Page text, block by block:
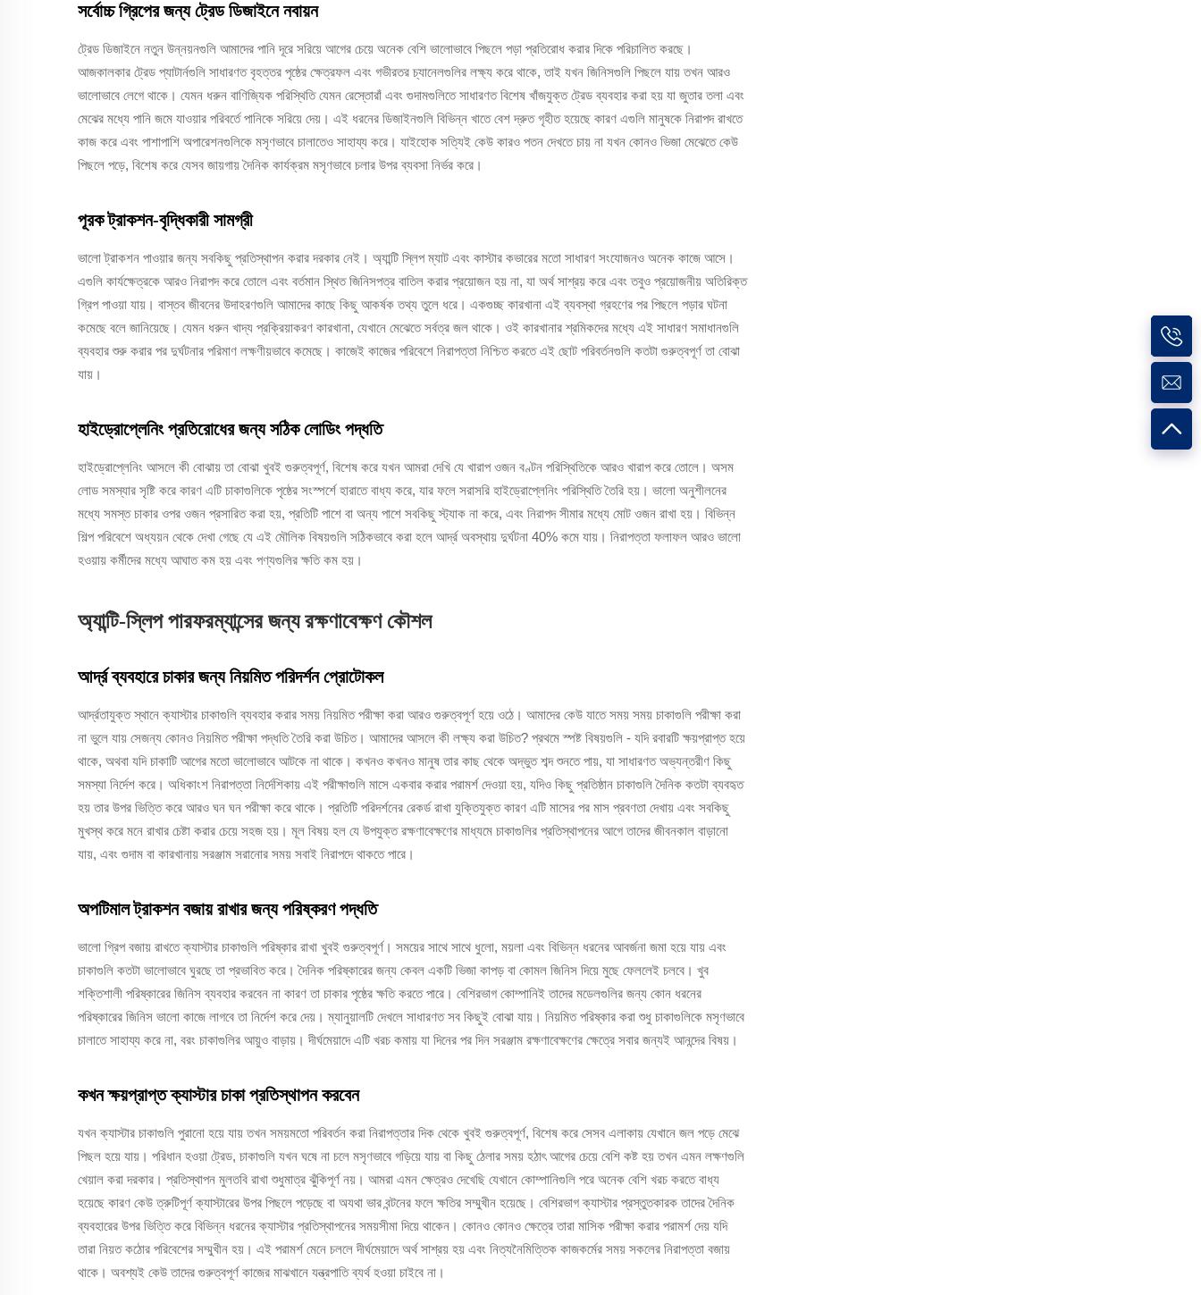
সর্বোচ্চ গ্রিপের জন্য ট্রেড ডিজাইনে নবায়ন
ট্রেড ডিজাইনে নতুন উন্নয়নগুলি আমাদের পানি দূরে সরিয়ে আগের চেয়ে অনেক বেশি ভালোভাবে পিছলে পড়া প্রতিরোধ করার দিকে পরিচালিত করছে।
আজকালকার ট্রেড প্যাটার্নগুলি সাধারণত বৃহত্তর পৃষ্ঠের ক্ষেত্রফল এবং গভীরতর চ্যানেলগুলির লক্ষ্য করে থাকে, তাই যখন জিনিসগুলি পিছলে যায় তখন আরও
ভালোভাবে লেগে থাকে। যেমন ধরুন বাণিজ্যিক পরিস্থিতি যেমন রেস্তোরাঁ এবং গুদামগুলিতে সাধারণত বিশেষ খাঁজযুক্ত ট্রেড ব্যবহার করা হয় যা জুতার তলা এবং
মেঝের মধ্যে পানি জমে যাওয়ার পরিবর্তে পানিকে সরিয়ে দেয়। এই ধরনের ডিজাইনগুলি বিভিন্ন খাতে বেশ দ্রুত গৃহীত হয়েছে কারণ এগুলি মানুষকে নিরাপদ রাখতে
কাজ করে এবং পাশাপাশি অপারেশনগুলিকে মসৃণভাবে চালাতেও সাহায্য করে। যাইহোক সত্যিই কেউ কারও পতন দেখতে চায় না যখন কোনও ভিজা মেঝেতে কেউ
পিছলে পড়ে, বিশেষ করে যেসব জায়গায় দৈনিক কার্যক্রম মসৃণভাবে চলার উপর ব্যবসা নির্ভর করে।
পূরক ট্রাকশন-বৃদ্ধিকারী সামগ্রী
ভালো ট্রাকশন পাওয়ার জন্য সবকিছু প্রতিস্থাপন করার দরকার নেই। অ্যান্টি স্লিপ ম্যাট এবং কাস্টার কভারের মতো সাধারণ সংযোজনও অনেক কাজে আসে।
এগুলি কার্যক্ষেত্রকে আরও নিরাপদ করে তোলে এবং বর্তমান স্থিত জিনিসপত্র বাতিল করার প্রয়োজন হয় না, যা অর্থ সাশ্রয় করে এবং তবুও প্রয়োজনীয় অতিরিক্ত
গ্রিপ পাওয়া যায়। বাস্তব জীবনের উদাহরণগুলি আমাদের কাছে কিছু আকর্ষক তথ্য তুলে ধরে। একগুচ্ছ কারখানা এই ব্যবস্থা গ্রহণের পর পিছলে পড়ার ঘটনা
কমেছে বলে জানিয়েছে। যেমন ধরুন খাদ্য প্রক্রিয়াকরণ কারখানা, যেখানে মেঝেতে সর্বত্র জল থাকে। ওই কারখানার শ্রমিকদের মধ্যে এই সাধারণ সমাধানগুলি
ব্যবহার শুরু করার পর দুর্ঘটনার পরিমাণ লক্ষণীয়ভাবে কমেছে। কাজেই কাজের পরিবেশে নিরাপত্তা নিশ্চিত করতে এই ছোট পরিবর্তনগুলি কতটা গুরুত্বপূর্ণ তা বোঝা
যায়।
হাইড্রোপ্লেনিং প্রতিরোধের জন্য সঠিক লোডিং পদ্ধতি
হাইড্রোপ্লেনিং আসলে কী বোঝায় তা বোঝা খুবই গুরুত্বপূর্ণ, বিশেষ করে যখন আমরা দেখি যে খারাপ ওজন বণ্টন পরিস্থিতিকে আরও খারাপ করে তোলে। অসম
লোড সমস্যার সৃষ্টি করে কারণ এটি চাকাগুলিকে পৃষ্ঠের সংস্পর্শে হারাতে বাধ্য করে, যার ফলে সরাসরি হাইড্রোপ্লেনিং পরিস্থিতি তৈরি হয়। ভালো অনুশীলনের
মধ্যে সমস্ত চাকার ওপর ওজন প্রসারিত করা হয়, প্রতিটি পাশে বা অন্য পাশে সবকিছু স্ট্যাক না করে, এবং নিরাপদ সীমার মধ্যে মোট ওজন রাখা হয়। বিভিন্ন
শিল্প পরিবেশে অধ্যয়ন থেকে দেখা গেছে যে এই মৌলিক বিষয়গুলি সঠিকভাবে করা হলে আর্দ্র অবস্থায় দুর্ঘটনা 40% কমে যায়। নিরাপত্তা ফলাফল আরও ভালো
হওয়ায় কর্মীদের মধ্যে আঘাত কম হয় এবং পণ্যগুলির ক্ষতি কম হয়।
অ্যান্টি-স্লিপ পারফরম্যান্সের জন্য রক্ষণাবেক্ষণ কৌশল
আর্দ্র ব্যবহারে চাকার জন্য নিয়মিত পরিদর্শন প্রোটোকল
আর্দ্রতাযুক্ত স্থানে ক্যাস্টার চাকাগুলি ব্যবহার করার সময় নিয়মিত পরীক্ষা করা আরও গুরুত্বপূর্ণ হয়ে ওঠে। আমাদের কেউ যাতে সময় সময় চাকাগুলি পরীক্ষা করা
না ভুলে যায় সেজন্য কোনও নিয়মিত পরীক্ষা পদ্ধতি তৈরি করা উচিত। আমাদের আসলে কী লক্ষ্য করা উচিত? প্রথমে স্পষ্ট বিষয়গুলি - যদি রবারটি ক্ষয়প্রাপ্ত হয়ে
থাকে, অথবা যদি চাকাটি আগের মতো ভালোভাবে আটকে না থাকে। কখনও কখনও মানুষ তার কাছ থেকে অদ্ভুত শব্দ শুনতে পায়, যা সাধারণত অভ্যন্তরীণ কিছু
সমস্যা নির্দেশ করে। অধিকাংশ নিরাপত্তা নির্দেশিকায় এই পরীক্ষাগুলি মাসে একবার করার পরামর্শ দেওয়া হয়, যদিও কিছু প্রতিষ্ঠান চাকাগুলি দৈনিক কতটা ব্যবহৃত
হয় তার উপর ভিত্তি করে আরও ঘন ঘন পরীক্ষা করে থাকে। প্রতিটি পরিদর্শনের রেকর্ড রাখা যুক্তিযুক্ত কারণ এটি মাসের পর মাস প্রবণতা দেখায় এবং সবকিছু
মুখস্থ করে মনে রাখার চেষ্টা করার চেয়ে সহজ হয়। মূল বিষয় হল যে উপযুক্ত রক্ষণাবেক্ষণের মাধ্যমে চাকাগুলির প্রতিস্থাপনের আগে তাদের জীবনকাল বাড়ানো
যায়, এবং গুদাম বা কারখানায় সরঞ্জাম সরানোর সময় সবাই নিরাপদে থাকতে পারে।
অপটিমাল ট্রাকশন বজায় রাখার জন্য পরিষ্করণ পদ্ধতি
ভালো গ্রিপ বজায় রাখতে ক্যাস্টার চাকাগুলি পরিষ্কার রাখা খুবই গুরুত্বপূর্ণ। সময়ের সাথে সাথে ধুলো, ময়লা এবং বিভিন্ন ধরনের আবর্জনা জমা হয়ে যায় এবং
চাকাগুলি কতটা ভালোভাবে ঘুরছে তা প্রভাবিত করে। দৈনিক পরিষ্কারের জন্য কেবল একটি ভিজা কাপড় বা কোমল জিনিস দিয়ে মুছে ফেললেই চলবে। খুব
শক্তিশালী পরিষ্কারের জিনিস ব্যবহার করবেন না কারণ তা চাকার পৃষ্ঠের ক্ষতি করতে পারে। বেশিরভাগ কোম্পানিই তাদের মডেলগুলির জন্য কোন ধরনের
পরিষ্কারের জিনিস ভালো কাজে লাগবে তা নির্দেশ করে দেয়। ম্যানুয়ালটি দেখলে সাধারণত সব কিছুই বোঝা যায়। নিয়মিত পরিষ্কার করা শুধু চাকাগুলিকে মসৃণভাবে
চালাতে সাহায্য করে না, বরং চাকাগুলির আয়ুও বাড়ায়। দীর্ঘমেয়াদে এটি খরচ কমায় যা দিনের পর দিন সরঞ্জাম রক্ষণাবেক্ষণের ক্ষেত্রে সবার জন্যই আনন্দের বিষয়।
কখন ক্ষয়প্রাপ্ত ক্যাস্টার চাকা প্রতিস্থাপন করবেন
যখন ক্যাস্টার চাকাগুলি পুরানো হয়ে যায় তখন সময়মতো পরিবর্তন করা নিরাপত্তার দিক থেকে খুবই গুরুত্বপূর্ণ, বিশেষ করে সেসব এলাকায় যেখানে জল পড়ে মেঝে
পিছল হয়ে যায়। পরিধান হওয়া ট্রেড, চাকাগুলি যখন ঘষে না চলে মসৃণভাবে গড়িয়ে যায় বা কিছু ঠেলার সময় হঠাৎ আগের চেয়ে বেশি কষ্ট হয় তখন এমন লক্ষণগুলি
খেয়াল করা দরকার। প্রতিস্থাপন মুলতবি রাখা শুধুমাত্র ঝুঁকিপূর্ণ নয়। আমরা এমন ক্ষেত্রও দেখেছি যেখানে কোম্পানিগুলি পরে অনেক বেশি খরচ করতে বাধ্য
হয়েছে কারণ কেউ ত্রুটিপূর্ণ ক্যাস্টারের উপর পিছলে পড়েছে বা অযথা ভার বন্টনের ফলে ক্ষতির সম্মুখীন হয়েছে। বেশিরভাগ ক্যাস্টার প্রস্তুতকারক তাদের দৈনিক
ব্যবহারের উপর ভিত্তি করে বিভিন্ন ধরনের ক্যাস্টার প্রতিস্থাপনের সময়সীমা দিয়ে থাকেন। কোনও কোনও ক্ষেত্রে তারা মাসিক পরীক্ষা করার পরামর্শ দেয় যদি
তারা নিয়ত কঠোর পরিবেশের সম্মুখীন হয়। এই পরামর্শ মেনে চললে দীর্ঘমেয়াদে অর্থ সাশ্রয় হয় এবং নিত্যনৈমিত্তিক কাজকর্মের সময় সকলের নিরাপত্তা বজায়
থাকে। অবশ্যই কেউ তাদের গুরুত্বপূর্ণ কাজের মাঝখানে যন্ত্রপাতি ব্যর্থ হওয়া চাইবে না।